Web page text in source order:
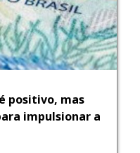
positivo, mas
impulsionar a